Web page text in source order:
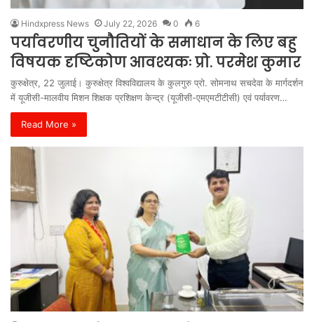
Hindxpress News July 22, 2026 0 6
पर्यावरणीय चुनौतियों के समाधान के लिए बहु
विषयक दृष्टिकोण आवश्यकः प्रो. परमेश कुमार
कुरुक्षेत्र, 22 जुलाई। कुरुक्षेत्र विश्वविद्यालय के कुलगुरु प्रो. सोमनाथ सचदेवा के मार्गदर्शन
में यूजीसी-मालवीय मिशन शिक्षक प्रशिक्षण केन्द्र (यूजीसी-एमएमटीटीसी) एवं पर्यावरण…
Read More »